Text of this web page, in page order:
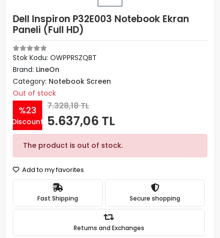
Dell Inspiron P32E003 Notebook Ekran
Paneli (Full HD)
Stok Kodu: OWPPRSZQBT
Brand: LineOn
Category: Notebook Screen
Out of stock
%23
Discount
7.328,18 TL
5.637,06 TL
The product is out of stock.
Add to my favorites
Fast Shipping Secure shopping
Returns and Exchanges